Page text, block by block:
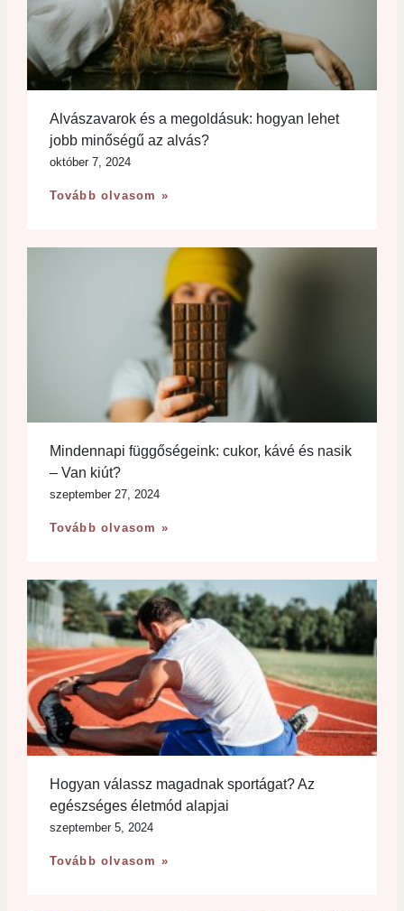
Alvászavarok és a megoldásuk: hogyan lehet
jobb minőségű az alvás?
október 7, 2024
Tovább olvasom »
Mindennapi függőségeink: cukor, kávé és nasik
– Van kiút?
szeptember 27, 2024
Tovább olvasom »
Hogyan válassz magadnak sportágat? Az
egészséges életmód alapjai
szeptember 5, 2024
Tovább olvasom »